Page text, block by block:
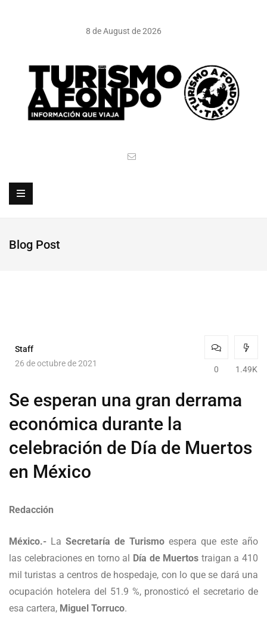
8 de August de 2026
Blog Post
Staff
26 de octubre de 2021
0 1.49K
Se esperan una gran derrama
económica durante la
celebración de Día de Muertos
en México
Redacción
México.- La Secretaría de Turismo espera que este año
las celebraciones en torno al
Día de Muertos traigan a 410
mil turistas a centros de hospedaje, con lo que se dará una
ocupación hotelera del 51.9 %, pronosticó el secretario de
esa cartera, Miguel Torruco.